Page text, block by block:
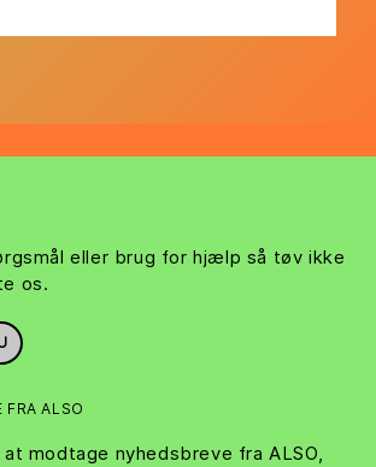
eller brug for hjælp så tøv ikke
os.
FRA ALSO
modtage nyhedsbreve fra ALSO,